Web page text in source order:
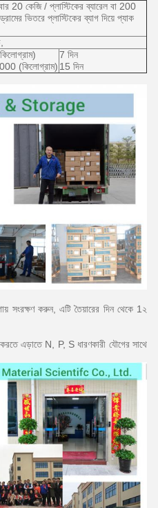
20 কেজি / প্লাস্টিকের ব্যারেল বা 200
ভিতরে প্লাস্টিকের ব্যাগ দিয়ে প্যাক
(কিলোগ্রাম)
7 দিন
15 দিন
সংরক্ষণ করুন, এটি তৈয়ারের দিন থেকে 1২
এড়াতে N, P, S ধারণকারী যৌগের সাথে